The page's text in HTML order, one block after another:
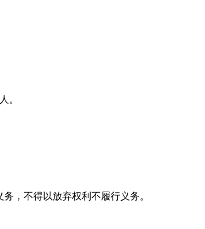
。
，不得以放弃权利不履行义务。